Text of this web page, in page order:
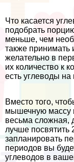
Что касается
подобрать
меньше, чем
также принимать
желательно в
их количество к
есть углеводы на
Вместо того,
мышечную массу
весьма сложная,
лучше посвятить
запланировать
периодов вы
углеводов в